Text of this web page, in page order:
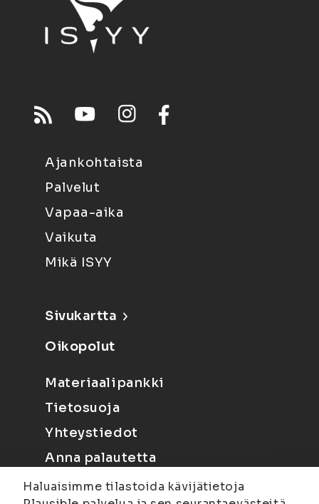
Ajankohtaista
Palvelut
Vapaa-aika
Vaikuta
Mikä ISYY
Sivukartta
Oikopolut
Materiaalipankki
Tietosuoja
Yhteystiedot
Anna palautetta
Haluaisimme tilastoida kävijätietoja